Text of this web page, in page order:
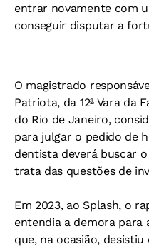
entrar novamente com
conseguir disputar a
O magistrado
Patriota, da 12ª Vara da
do Rio de Janeiro,
para julgar o pedido de
dentista deverá buscar
trata das questões de
Em 2023, ao Splash, o
entendia a demora para
que, na ocasião,